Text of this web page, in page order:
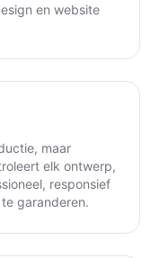
en website
maar
elk ontwerp,
responsief
garanderen.